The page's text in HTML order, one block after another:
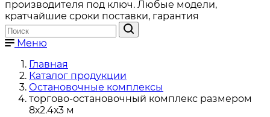
производителя под ключ. Любые модели,
кратчайшие сроки поставки, гарантия
Меню
Главная
Каталог продукции
Остановочные комплексы
торгово-остановочный комплекс размером
8х2.4х3 м